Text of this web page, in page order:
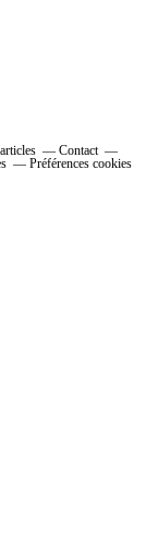
Contact
Préférences cookies